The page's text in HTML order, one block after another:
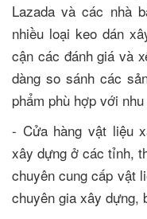
Lazada và các nhà
nhiều loại keo dán
cận các đánh giá và
dàng so sánh các
phẩm phù hợp với
- Cửa hàng vật liệu
xây dựng ở các tỉnh,
chuyên cung cấp vật
chuyên gia xây dựng,